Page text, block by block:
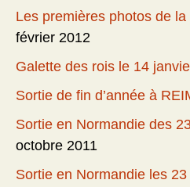
Les premières photos de
février 2012
Galette des rois le 14
Sortie de fin d’année à
Sortie en Normandie des
octobre 2011
Sortie en Normandie les